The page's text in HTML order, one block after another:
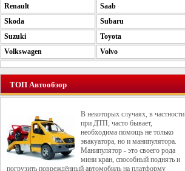
Renault
Saab
Skoda
Subaru
Suzuki
Toyota
Volkswagen
Volvo
ТОП Автообзор
В некоторых случаях, в частности
при ДТП, часто бывает,
необходима помощь не только
эвакуатора, но и манипулятора.
Манипулятор - это своего рода
мини кран, способный поднять и
погрузить повреждённый автомобиль на платформу